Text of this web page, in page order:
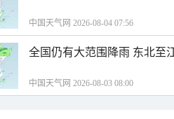
中国天气网 2026-08-04 07:56
全国仍有大范围降雨 东北至
中国天气网 2026-08-03 08:00